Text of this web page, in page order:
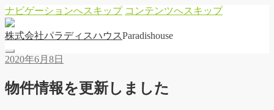
ナビゲーションへスキップ コンテンツへスキップ
株式会社パラディ スハウ スParadishouse
2020年6月8日
物件情報を更新しました